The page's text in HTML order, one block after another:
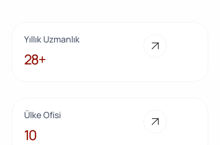
Yıllık Uzmanlık
28+
28+
Ülke Ofisi
10
10